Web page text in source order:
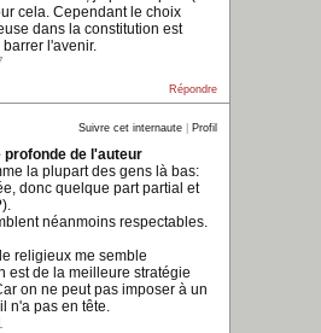
cela. Cependant le choix
dans la constitution est
l'avenir.
Répondre
Suivre cet internaute Profil
de l'auteur
la plupart des gens là bas:
donc quelque part partial et
néanmoins respectables.
religieux me semble
est de la meilleure stratégie
on ne peut pas imposer à un
n'a pas en tête.